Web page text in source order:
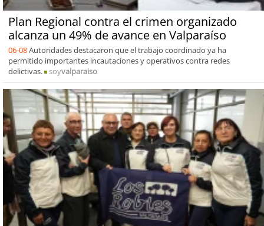
Plan Regional contra el crimen organizado
alcanza un 49% de avance en Valparaíso
06-08Autoridades destacaron que el trabajo coordinado ya ha
permitido importantes incautaciones y operativos contra redes
delictivas.
soyvalparaiso